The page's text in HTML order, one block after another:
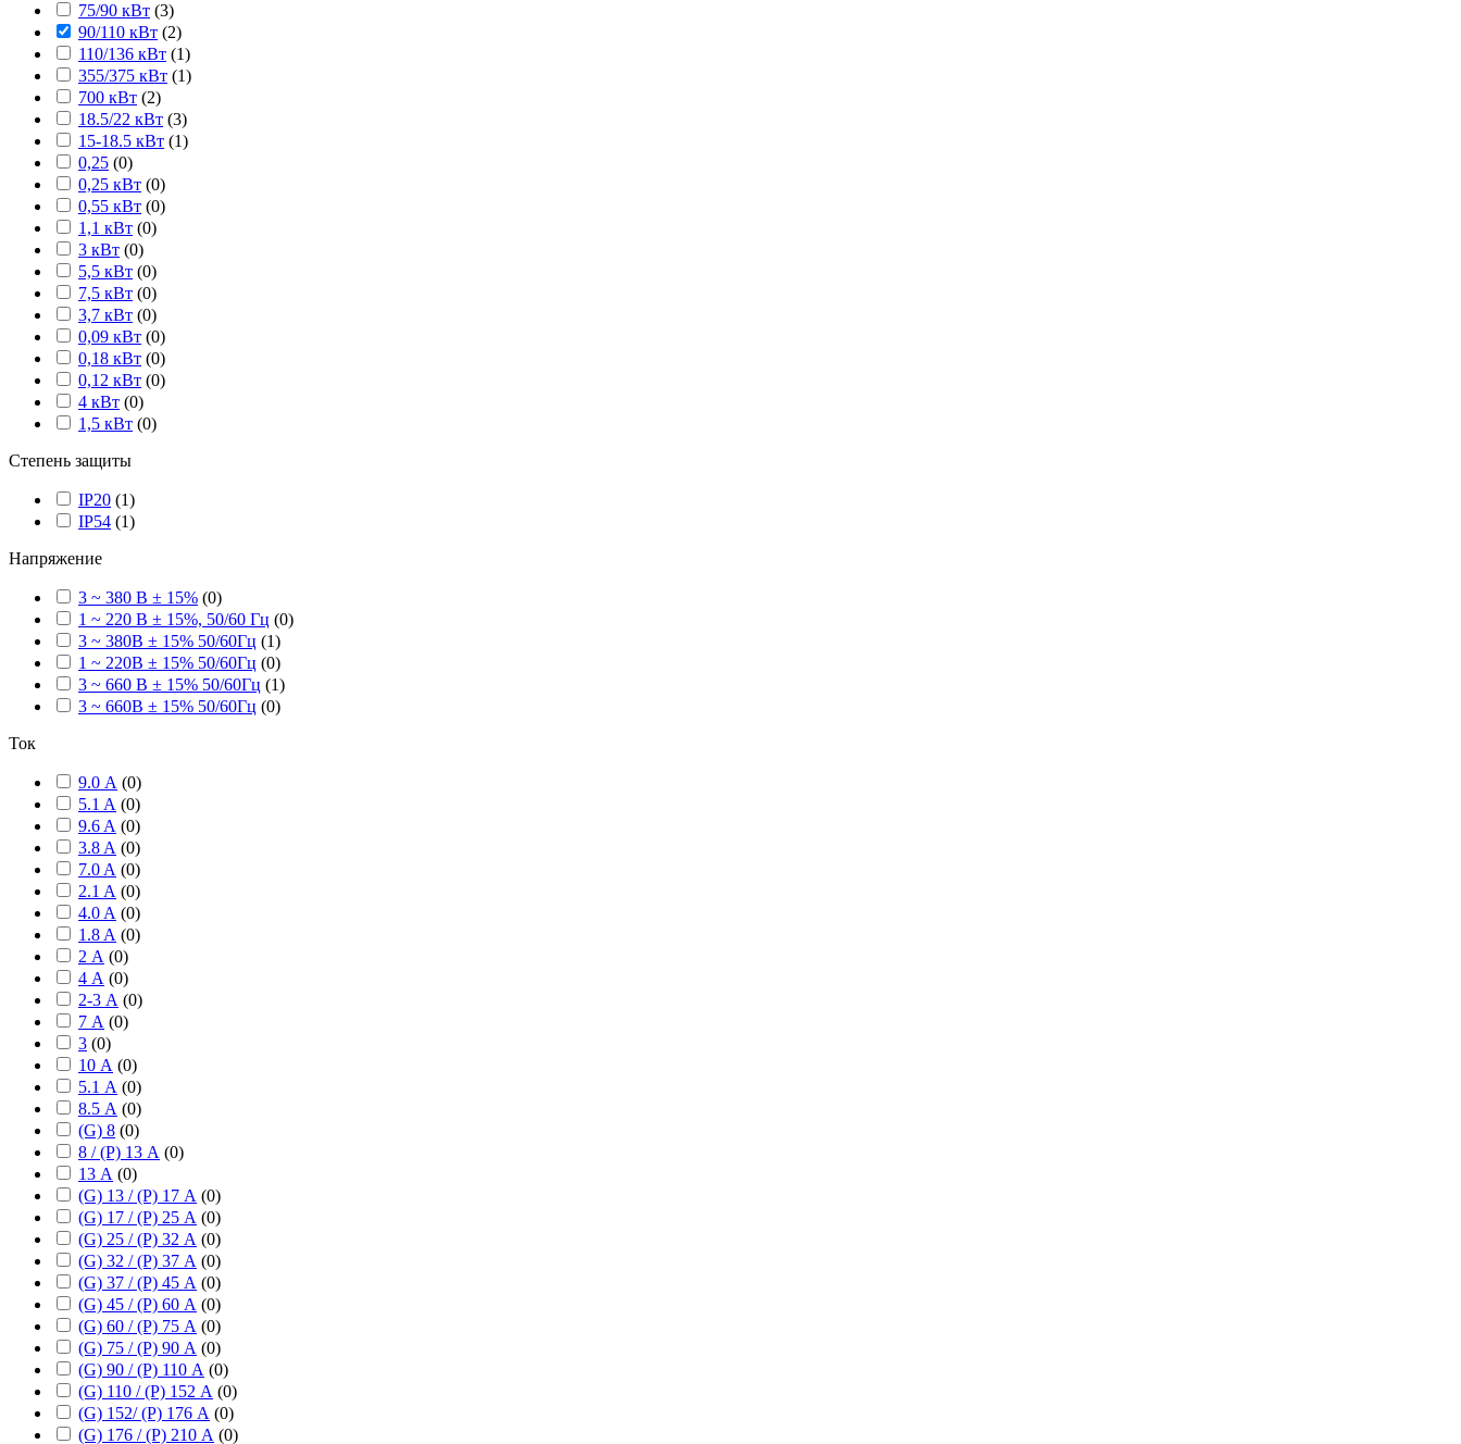
75/90 кВт (3)
90/110 кВт (2)
110/136 кВт (1)
355/375 кВт (1)
700 кВт (2)
18.5/22 кВт (3)
15-18.5 кВт (1)
0,25 (0)
0,25 кВт (0)
0,55 кВт (0)
1,1 кВт (0)
3 кВт (0)
5,5 кВт (0)
7,5 кВт (0)
3,7 кВт (0)
0,09 кВт (0)
0,18 кВт (0)
0,12 кВт (0)
4 кВт (0)
1,5 кВт (0)
Степень защиты
IP20 (1)
IP54 (1)
Напряжение
3 ~ 380 В ± 15% (0)
1 ~ 220 В ± 15%, 50/60 Гц (0)
3 ~ 380В ± 15% 50/60Гц (1)
1 ~ 220В ± 15% 50/60Гц (0)
3 ~ 660 В ± 15% 50/60Гц (1)
3 ~ 660В ± 15% 50/60Гц (0)
Ток
9.0 А (0)
5.1 A (0)
9.6 A (0)
3.8 A (0)
7.0 A (0)
2.1 A (0)
4.0 A (0)
1.8 A (0)
2 А (0)
4 А (0)
2-3 А (0)
7 А (0)
3 (0)
10 А (0)
5.1 А (0)
8.5 А (0)
(G) 8 (0)
8 / (P) 13 А (0)
13 А (0)
(G) 13 / (P) 17 А (0)
(G) 17 / (P) 25 А (0)
(G) 25 / (P) 32 А (0)
(G) 32 / (P) 37 А (0)
(G) 37 / (P) 45 А (0)
(G) 45 / (P) 60 А (0)
(G) 60 / (P) 75 А (0)
(G) 75 / (P) 90 А (0)
(G) 90 / (P) 110 А (0)
(G) 110 / (P) 152 А (0)
(G) 152/ (P) 176 А (0)
(G) 176 / (P) 210 А (0)